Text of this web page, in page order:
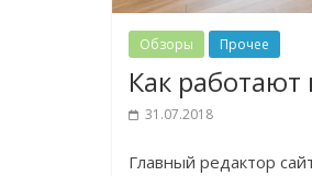
Обзоры Прочее
Как работают
31.07.2018
Главный редактор